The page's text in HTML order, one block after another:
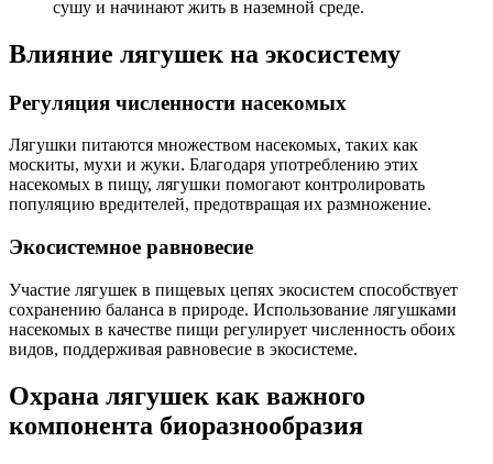
сушу и начинают жить в наземной среде.
Влияние лягушек на экосистему
Регуляция численности насекомых
Лягушки питаются множеством насекомых, таких как
москиты, мухи и жуки. Благодаря употреблению этих
насекомых в пищу, лягушки помогают контролировать
популяцию вредителей, предотвращая их размножение.
Экосистемное равновесие
Участие лягушек в пищевых цепях экосистем способствует
сохранению баланса в природе. Использование лягушками
насекомых в качестве пищи регулирует численность обоих
видов, поддерживая равновесие в экосистеме.
Охрана лягушек как важного
компонента биоразнообразия